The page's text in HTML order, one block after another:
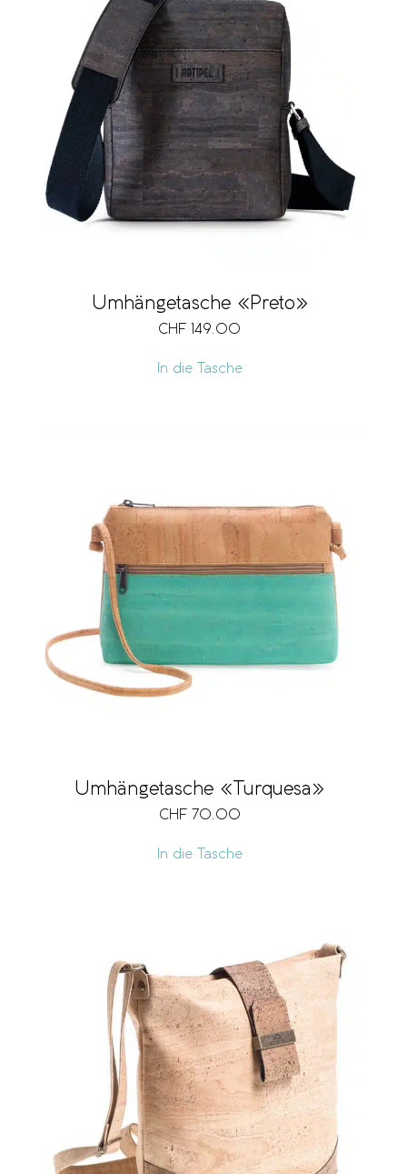
Umhängetasche «Preto»
CHF 149.00
In die Tasche
Umhängetasche «Turquesa»
CHF 70.00
In die Tasche